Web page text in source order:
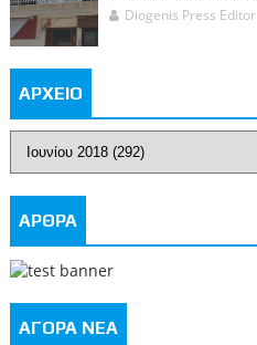
Diogenis Press Editor
ΑΡΧΕΙΟ
ΑΡΘΡΑ
ΑΓΟΡΑ ΝΕΑ